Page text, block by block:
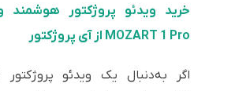
MOZART 1 Pro از آی پروژکتور
اگر به‌دنبال یک ویدئو